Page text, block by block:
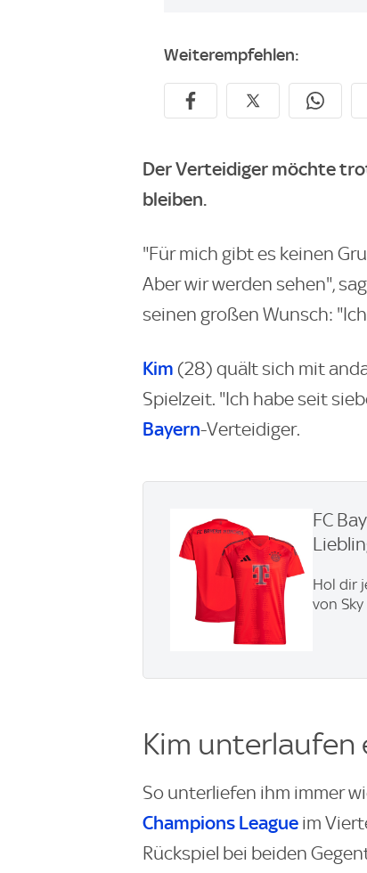
Weiterempfehlen:
Der Verteidiger möchte
bleiben.
"Für mich gibt es keinen
Aber wir werden sehen",
seinen großen Wunsch:
Kim (28) quält sich mit
Spielzeit. "Ich habe seit
Bayern-Verteidiger.
FC
Hol dir
von Sky
Kim unterlaufen
So unterliefen ihm immer
Champions League im
Rückspiel bei beiden